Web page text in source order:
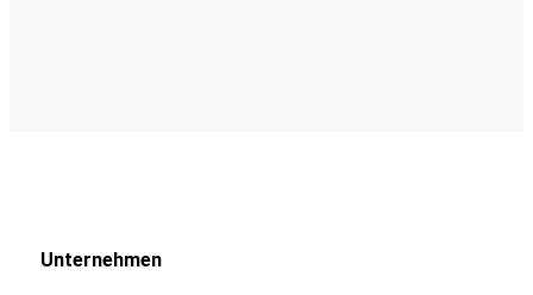
Unternehmen